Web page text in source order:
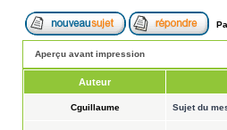
Aperçu avant impression
Auteur
Cguillaume Sujet du